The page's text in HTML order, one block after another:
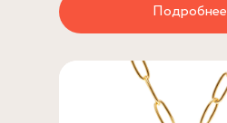
Подробнее